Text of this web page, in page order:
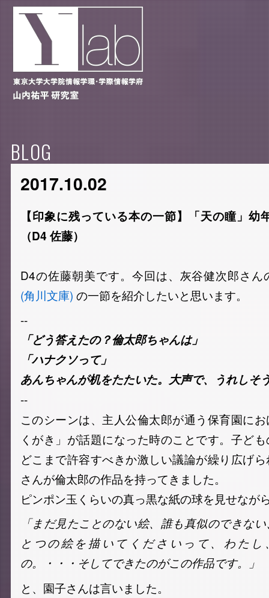
BLOG
2017.10.02
【印象に残っている本の一節】「天の瞳」幼
（D4 佐藤）
D4の佐藤朝美です。今回は、灰谷健次郎さん
(角川文庫) の一節を紹介したいと思います。
--
「どう答えたの？倫太郎ちゃんは」
「ハナクソって」
あんちゃんが机をたたいた。大声で、うれしそ
--
このシーンは、主人公倫太郎が通う保育園に
くがき」が話題になった時のことです。子ど
どこまで許容すべきか激しい議論が繰り広げ
さんが倫太郎の作品を持ってきました。
ピンポン玉くらいの真っ黒な紙の球を見せなが
「まだ見たことのない絵、誰も真似のできな
とつの絵を描いてくださいって、わたし
の。・・・そしてできたのがこの作品です。」
と、園子さんは言いました。